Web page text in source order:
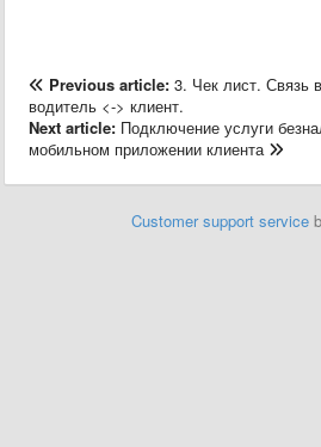
Previous article: 3. Чек лист. Связь
водитель <-> клиент.
Next article: Подключение услуги
мобильном приложении клиента
Customer support service